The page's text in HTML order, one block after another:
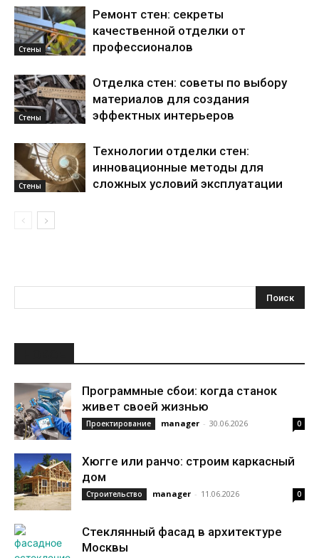
Стены
Ремонт стен: секреты
качественной отделки от
профессионалов
Стены
Отделка стен: советы по выбору
материалов для создания
эффектных интерьеров
Стены
Технологии отделки стен:
инновационные методы для
сложных условий эксплуатации
Программные сбои: когда станок
живет своей жизнью
Проектирование manager - 30.06.2026 0
Хюгге или ранчо: строим каркасный
дом
Строительство manager - 11.06.2026 0
Стеклянный фасад в архитектуре
Москвы